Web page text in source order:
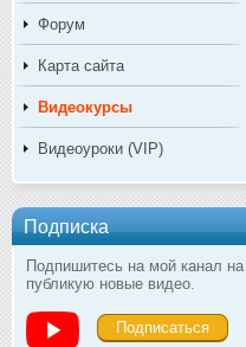
Форум
Карта сайта
Видеокурсы
Видеоуроки (VIP)
Подписка
Подпишитесь на мой канал
публикую новые видео.
Подписаться